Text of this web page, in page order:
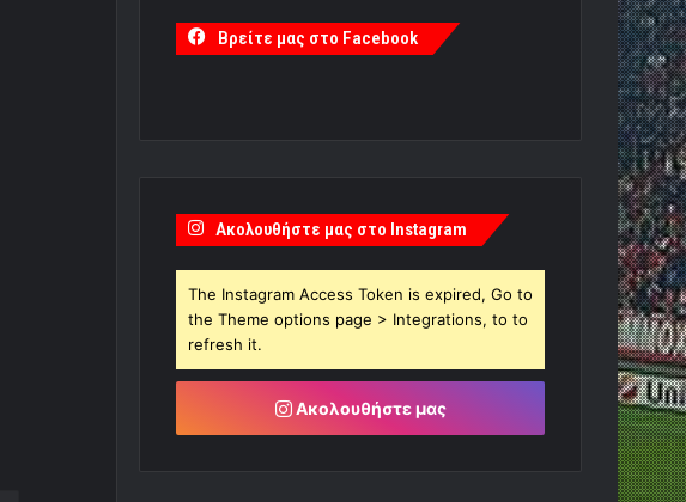
Βρείτε μας στο Facebook
Ακολουθήστε μας στο Instagram
The Instagram Access Token is expired, Go to
the Theme options page > Integrations, to to
refresh it.
Ακολουθήστε μας